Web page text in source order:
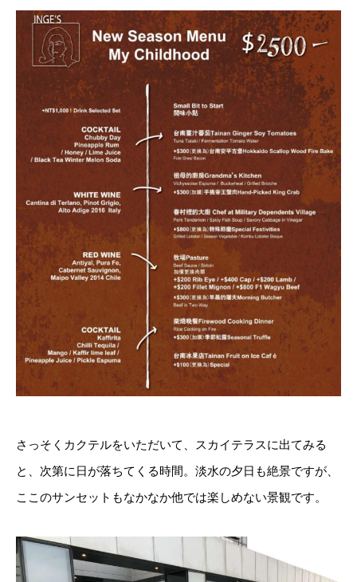
さっそくカクテルをいただいて、スカイテラスに出てみる
と、次第に日が落ちてくる時間。淡水の夕日も絶景ですが、
ここのサンセットもなかなか他では楽しめない景観です。